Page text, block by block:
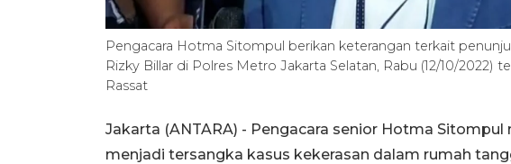
Pengacara Hotma Sitompul berikan keterangan terkait
Rizky Billar di Polres Metro Jakarta Selatan, Rabu (12/10/2022)
Rassat
Jakarta (ANTARA) - Pengacara senior Hotma
menjadi tersangka kasus kekerasan dalam rumah